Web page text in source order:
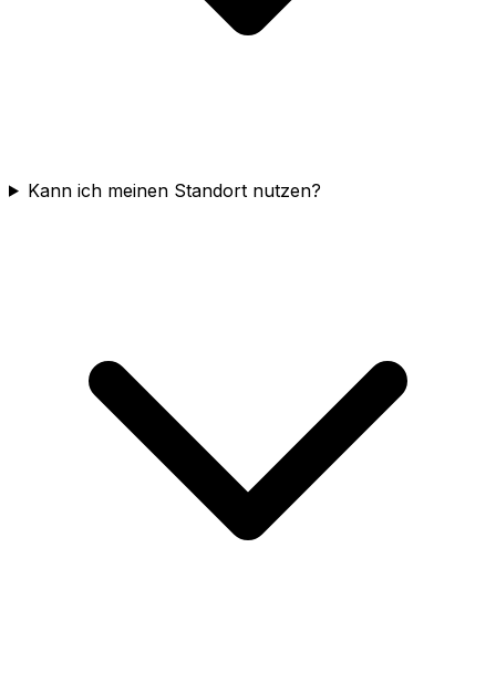
Kann ich meinen Standort nutzen?